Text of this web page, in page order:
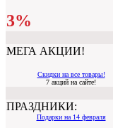
3%
МЕГА АКЦИИ!
Скидки на все товары!
7 акций на сайте!
ПРАЗДНИКИ:
Подарки на 14 февраля